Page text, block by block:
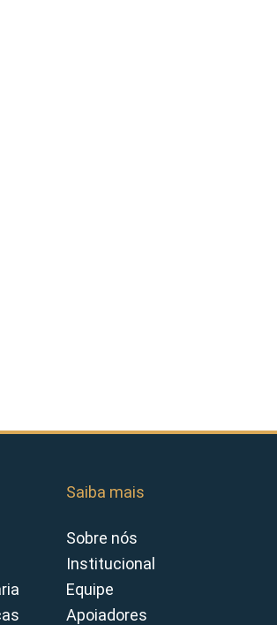
Saiba mais
Sobre nós
Institucional
Equipe
Apoiadores